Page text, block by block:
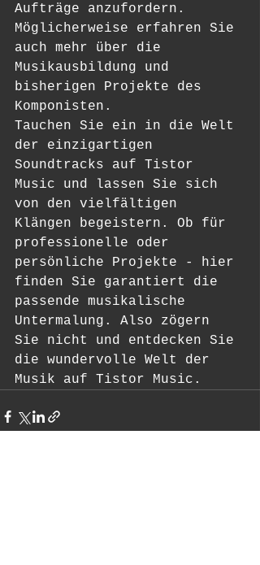
Aufträge anzufordern.
Möglicherweise erfahren Sie
auch mehr über die
Musikausbildung und
bisherigen Projekte des
Komponisten.
Tauchen Sie ein in die Welt
der einzigartigen
Soundtracks auf Tistor
Music und lassen Sie sich
von den vielfältigen
Klängen begeistern. Ob für
professionelle oder
persönliche Projekte - hier
finden Sie garantiert die
passende musikalische
Untermalung. Also zögern
Sie nicht und entdecken Sie
die wundervolle Welt der
Musik auf Tistor Music.